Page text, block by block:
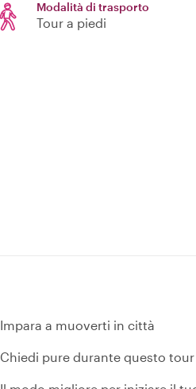
Modalità di trasporto
Tour a piedi
Impara a muoverti in città
Chiedi pure durante questo